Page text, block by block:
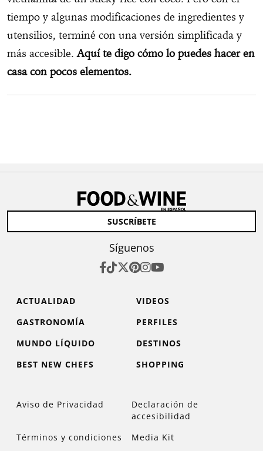
tiempo y algunas modificaciones de ingredientes y
utensilios, terminé con una versión simplificada y
más accesible.Aquí te digo cómo lo puedes hacer en
casa con pocos elementos.
SUSCRÍBETE
Síguenos
ACTUALIDAD
VIDEOS
GASTRONOMÍA
PERFILES
MUNDO LÍQUIDO
DESTINOS
BEST NEW CHEFS
SHOPPING
Aviso de Privacidad
Declaración de
accesibilidad
Términos y condiciones
Media Kit